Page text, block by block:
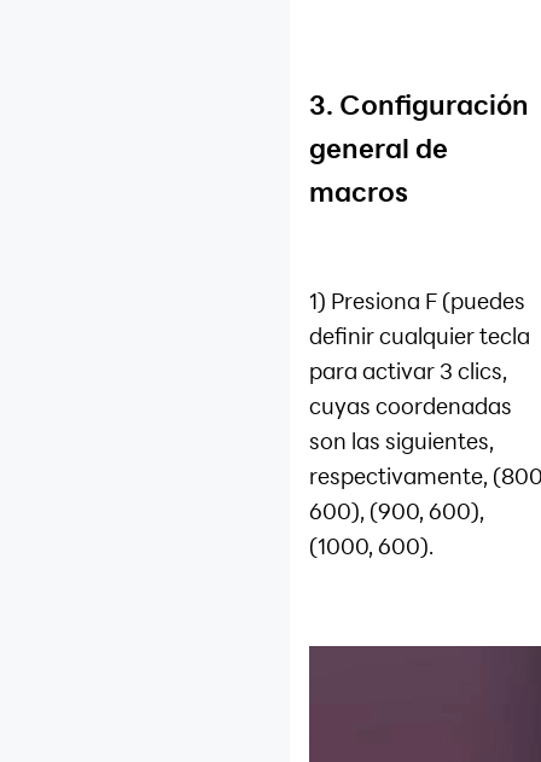
3. Configuración
general de
macros
1) Presiona F (puedes
definir cualquier tecla
para activar 3 clics,
cuyas coordenadas
son las siguientes,
respectivamente,
600), (900, 600),
(1000, 600).